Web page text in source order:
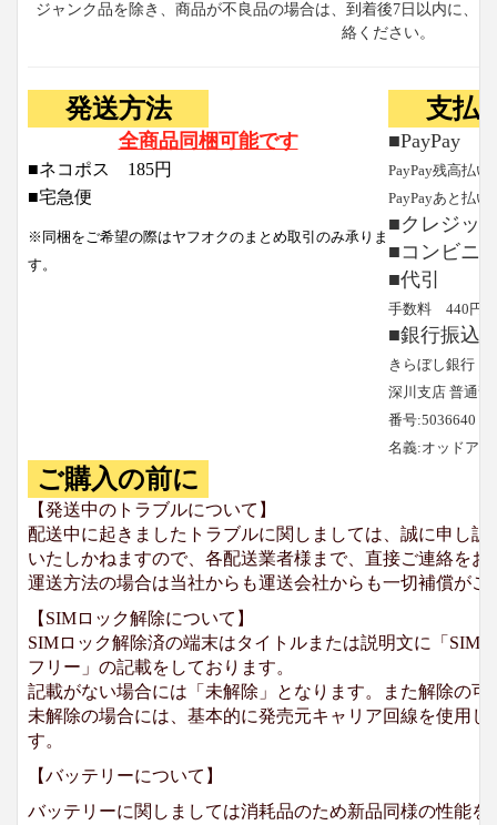
ジャンク品を除き、商品が不良品の場合は、到着後7日以内に、
絡ください。
発送方法
全商品同梱可能です
■ネコポス 185円
■宅急便
※同梱をご希望の際はヤフオクのまとめ取引のみ承りま
す。
支払
■PayPay
PayPay残高払い
PayPayあと払い
■クレジッ
■コンビニ
■代引
手数料 440円と
■銀行振込
きらぼし銀行
深川支店 普通預
番号:5036640
名義:オッドア
ご購入の前に
【発送中のトラブルについて】
配送中に起きましたトラブルに関しましては、誠に申し
いたしかねますので、各配送業者様まで、直接ご連絡を
運送方法の場合は当社からも運送会社からも一切補償がご
【SIMロック解除について】
SIMロック解除済の端末はタイトルまたは説明文に「SIM
フリー」の記載をしております。
記載がない場合には「未解除」となります。また解除の可
未解除の場合には、基本的に発売元キャリア回線を使用
す。
【バッテリーについて】
バッテリーに関しましては消耗品のため新品同様の性能